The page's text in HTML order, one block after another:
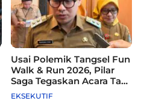
Usai Polemik Tangsel Fun
Walk & Run 2026, Pilar
Saga Tegaskan Acara Tak
Difasilitasi Pemkot
EKSEKUTIF